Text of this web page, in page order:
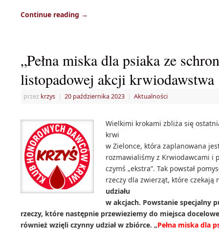
Continue reading →
„Pełna miska dla psiaka ze
listopadowej akcji krwiodawstwa
przez krzys | 20 października 2023 | Aktualności
Wielkimi krokami zbliża się
krwi
w Zielonce, która zaplanowana
rozmawialiśmy z Krwiodawcami i
czymś „ekstra”. Tak powstał
rzeczy dla zwierząt, które
udziału
w akcjach. Powstanie specjalny
rzeczy, które następnie przewieziemy do miejsca
również wzięli czynny udział w zbiórce. „Pełna miska dla